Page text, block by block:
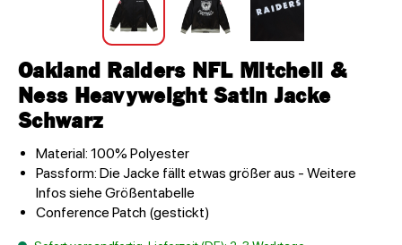
Oakland Raiders NFL Mitchell &
Ness Heavyweight Satin Jacke
Schwarz
Material: 100% Polyester
Passform: Die Jacke fällt etwas größer aus - Weitere
Infos siehe Größentabelle
Conference Patch (gestickt)